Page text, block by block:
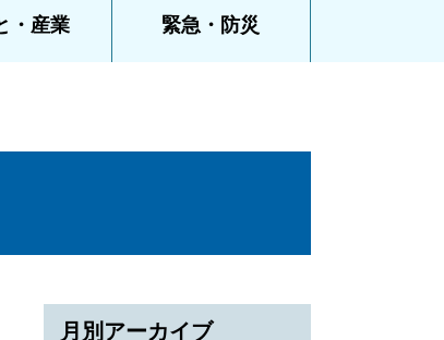
・産業 緊急・防災
月別アーカイブ